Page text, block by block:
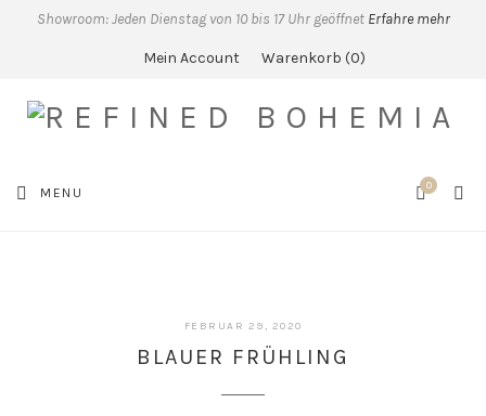
Showroom: Jeden Dienstag von 10 bis 17 Uhr geöffnet Erfahre mehr
Mein Account Warenkorb 0
MENU 0
FEBRUAR 29, 2020
2020
BLAUER FRÜHLING